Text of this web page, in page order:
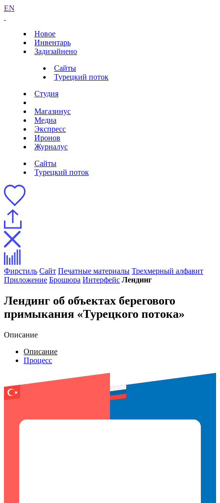
EN
Новое
Инвентарь
Задизайнено
Сайты
Турецкий поток
Студия
Магазинус
Медиа
Экспресс
Иронов
Журналус
Сайты
Турецкий поток
Фирстиль Сайт Печатные материалы Трехмерный алфавит
Приложение Брошюра Интерфейс Лендинг
Лендинг об объектах берегового
примыкания «Турецкого потока»
Описание
Описание
Процесс